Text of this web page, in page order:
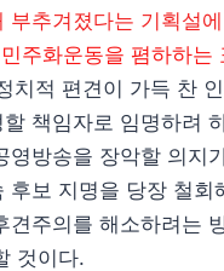
부추겨졌다는 기획설
민주화운동을 폄하하는
치적 편견이 가득 찬
책임자로 임명하려
영방송을 장악할 의지
후보 지명을 당장 철회
견주의를 해소하려는
것이다.